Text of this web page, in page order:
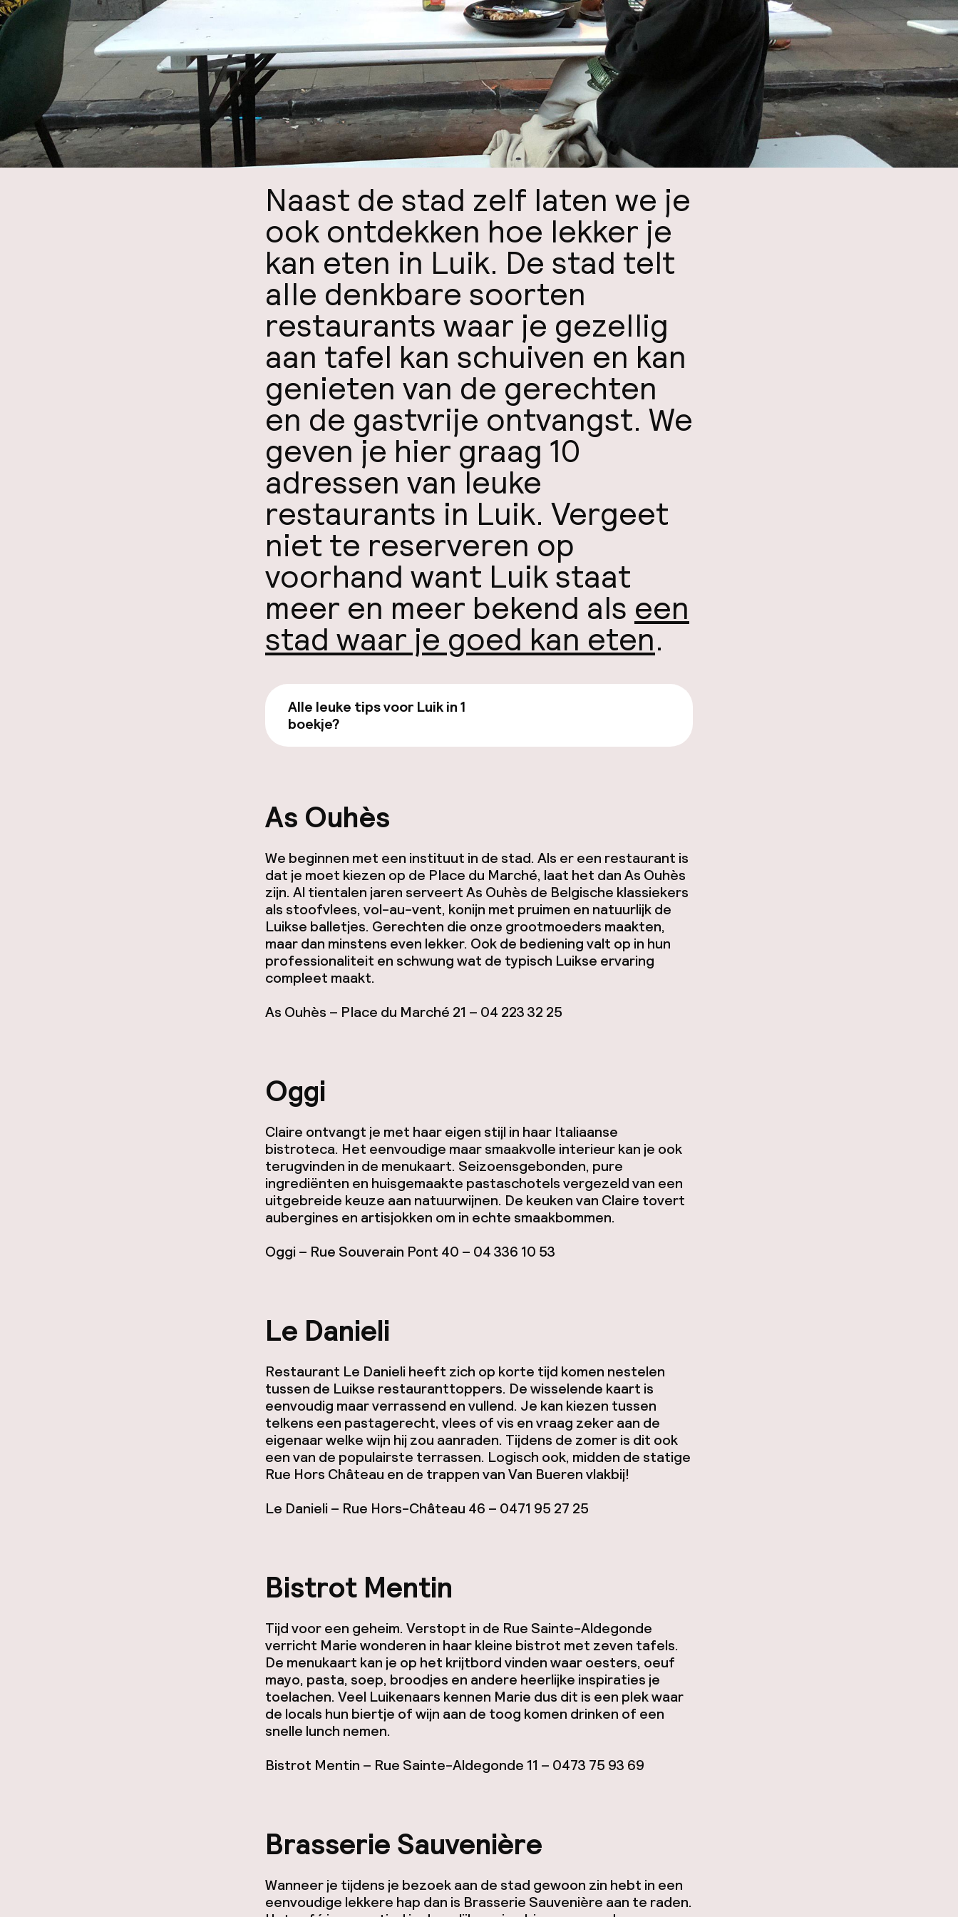
Naast de stad zelf laten we je
ook ontdekken hoe lekker je
kan eten in Luik. De stad telt
alle denkbare soorten
restaurants waar je gezellig
aan tafel kan schuiven en kan
genieten van de gerechten
en de gastvrije ontvangst. We
geven je hier graag 10
adressen van leuke
restaurants in Luik. Vergeet
niet te reserveren op
voorhand want Luik staat
meer en meer bekend als een
stad waar je goed kan eten.
Alle leuke tips voor Luik in 1
boekje?
As Ouhès
We beginnen met een instituut in de stad. Als er een restaurant is
dat je moet kiezen op de Place du Marché, laat het dan As Ouhès
zijn. Al tientalen jaren serveert As Ouhès de Belgische klassiekers
als stoofvlees, vol-au-vent, konijn met pruimen en natuurlijk de
Luikse balletjes. Gerechten die onze grootmoeders maakten,
maar dan minstens even lekker. Ook de bediening valt op in hun
professionaliteit en schwung wat de typisch Luikse ervaring
compleet maakt.
As Ouhès – Place du Marché 21 – 04 223 32 25
Oggi
Claire ontvangt je met haar eigen stijl in haar Italiaanse
bistroteca. Het eenvoudige maar smaakvolle interieur kan je ook
terugvinden in de menukaart. Seizoensgebonden, pure
ingrediënten en huisgemaakte pastaschotels vergezeld van een
uitgebreide keuze aan natuurwijnen. De keuken van Claire tovert
aubergines en artisjokken om in echte smaakbommen.
Oggi – Rue Souverain Pont 40 – 04 336 10 53
Le Danieli
Restaurant Le Danieli heeft zich op korte tijd komen nestelen
tussen de Luikse restauranttoppers. De wisselende kaart is
eenvoudig maar verrassend en vullend. Je kan kiezen tussen
telkens een pastagerecht, vlees of vis en vraag zeker aan de
eigenaar welke wijn hij zou aanraden. Tijdens de zomer is dit ook
een van de populairste terrassen. Logisch ook, midden de statige
Rue Hors Château en de trappen van Van Bueren vlakbij!
Le Danieli – Rue Hors-Château 46 – 0471 95 27 25
Bistrot Mentin
Tijd voor een geheim. Verstopt in de Rue Sainte-Aldegonde
verricht Marie wonderen in haar kleine bistrot met zeven tafels.
De menukaart kan je op het krijtbord vinden waar oesters, oeuf
mayo, pasta, soep, broodjes en andere heerlijke inspiraties je
toelachen. Veel Luikenaars kennen Marie dus dit is een plek waar
de locals hun biertje of wijn aan de toog komen drinken of een
snelle lunch nemen.
Bistrot Mentin – Rue Sainte-Aldegonde 11 – 0473 75 93 69
Brasserie Sauvenière
Wanneer je tijdens je bezoek aan de stad gewoon zin hebt in een
eenvoudige lekkere hap dan is Brasserie Sauvenière aan te raden.